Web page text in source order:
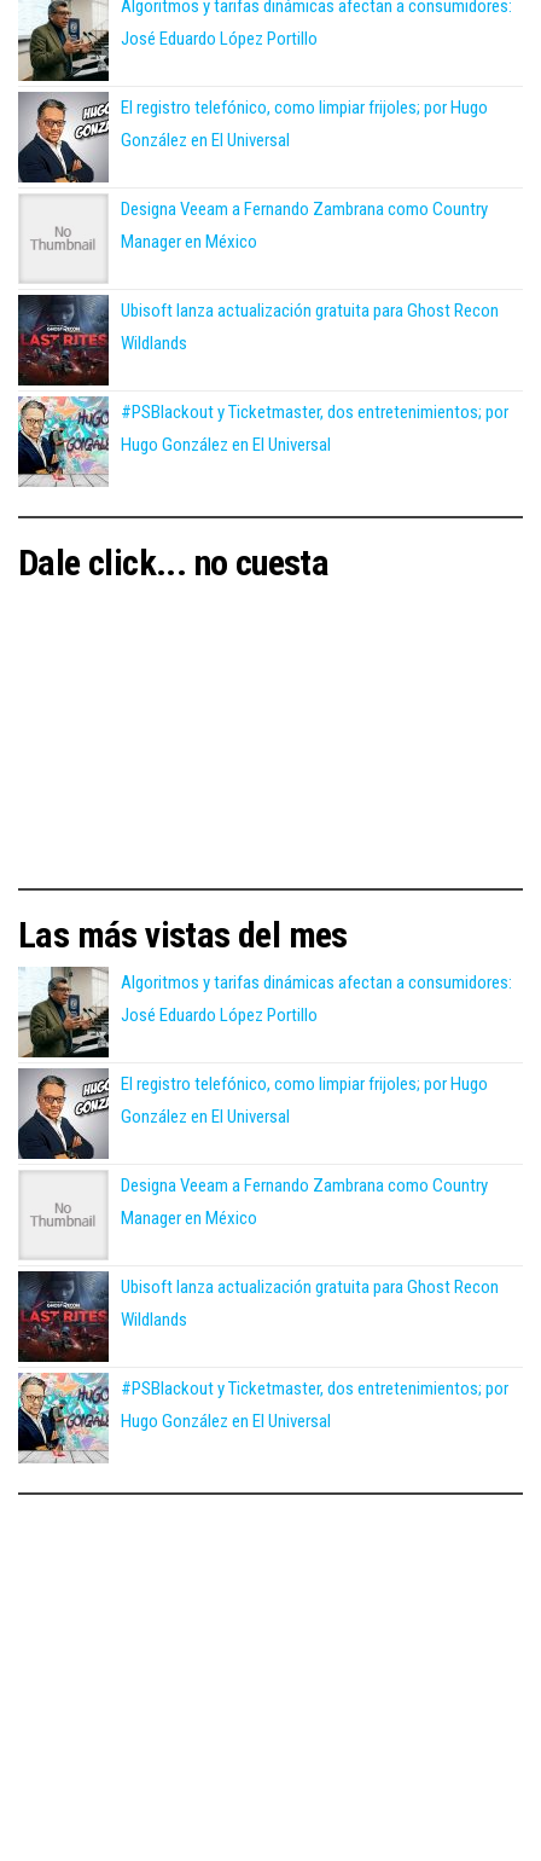
Algoritmos y tarifas dinámicas afectan a consumidores:
José Eduardo López Portillo
El registro telefónico, como limpiar frijoles; por Hugo
González en El Universal
Designa Veeam a Fernando Zambrana como Country
Manager en México
Ubisoft lanza actualización gratuita para Ghost Recon
Wildlands
#PSBlackout y Ticketmaster, dos entretenimientos; por
Hugo González en El Universal
Dale click... no cuesta
Las más vistas del mes
Algoritmos y tarifas dinámicas afectan a consumidores:
José Eduardo López Portillo
El registro telefónico, como limpiar frijoles; por Hugo
González en El Universal
Designa Veeam a Fernando Zambrana como Country
Manager en México
Ubisoft lanza actualización gratuita para Ghost Recon
Wildlands
#PSBlackout y Ticketmaster, dos entretenimientos; por
Hugo González en El Universal